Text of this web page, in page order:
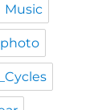
Music
photo